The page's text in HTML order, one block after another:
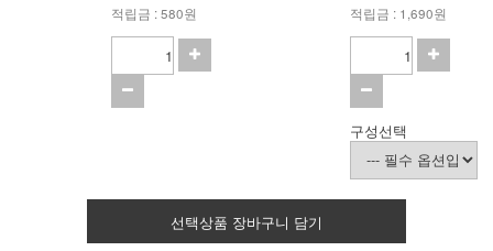
적립금 : 580원 적립금 : 1,690원
구성선택
선택상품 장바구니 담기